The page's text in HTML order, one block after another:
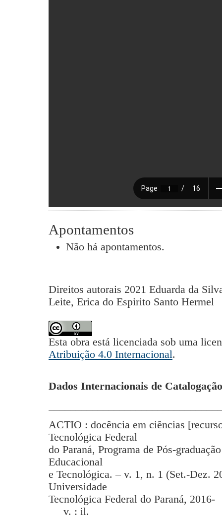
Apontamentos
Não há apontamentos.
Direitos autorais 2021 Eduarda da
Leite, Erica do Espirito Santo Hermel
Esta obra está licenciada sob uma
Atribuição 4.0 Internacional.
Dados Internacionais de
ACTIO : docência em ciências
Tecnológica Federal
do Paraná, Programa de Pós-
Educacional
e Tecnológica. – v. 1, n. 1 (Set.-Dez.
Universidade
Tecnológica Federal do Paraná, 2016-
v. : il.